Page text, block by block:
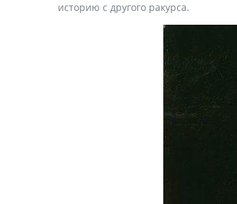
историю с другого ракурса.